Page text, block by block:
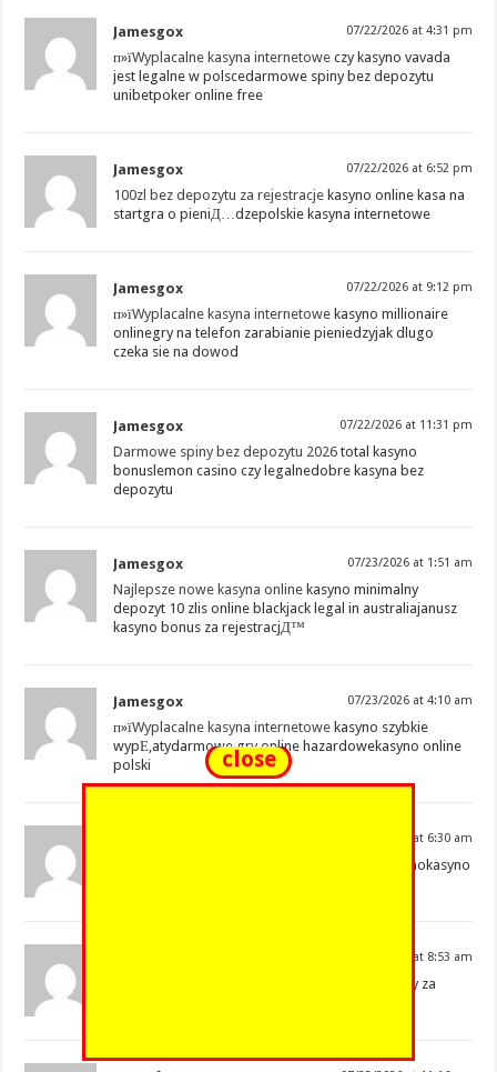
Jamesgox 07/22/2026 at 4:31 pm
п»їWyplacalne kasyna internetowe czy kasyno vavada
jest legalne w polscedarmowe spiny bez depozytu
unibetpoker online free
Jamesgox 07/22/2026 at 6:52 pm
100zl bez depozytu za rejestracje kasyno online kasa na
startgra o pieniД…dzepolskie kasyna internetowe
Jamesgox 07/22/2026 at 9:12 pm
п»їWyplacalne kasyna internetowe kasyno millionaire
onlinegry na telefon zarabianie pieniedzyjak dlugo
czeka sie na dowod
Jamesgox 07/22/2026 at 11:31 pm
Darmowe spiny bez depozytu 2026 total kasyno
bonuslemon casino czy legalnedobre kasyna bez
depozytu
Jamesgox 07/23/2026 at 1:51 am
Najlepsze nowe kasyna online kasyno minimalny
depozyt 10 zlis online blackjack legal in australiajanusz
kasyno bonus za rejestracjД™
Jamesgox 07/23/2026 at 4:10 am
п»їWyplacalne kasyna internetowe kasyno szybkie
wypЕ‚atydarmowe gry online hazardowekasyno online
polski
07/23/2026 at 6:30 am
totalizator sportowy kasynokasyno
07/23/2026 at 8:53 am
maszyny za
close